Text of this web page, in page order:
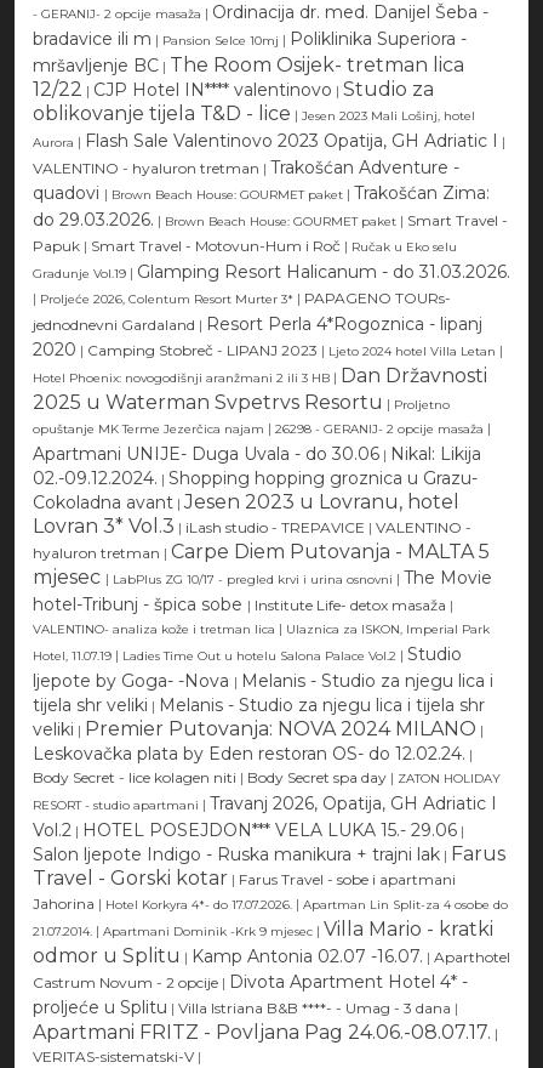
- GERANIJ- 2 opcije masaža | Ordinacija dr. med. Danijel Šeba -
bradavice ili m | Pansion Selce 10mj | Poliklinika Superiora -
mršavljenje BC | The Room Osijek- tretman lica
12/22 | CJP Hotel IN**** valentinovo | Studio za
oblikovanje tijela T&D - lice | Jesen 2023 Mali Lošinj, hotel
Aurora | Flash Sale Valentinovo 2023 Opatija, GH Adriatic I |
VALENTINO - hyaluron tretman | Trakošćan Adventure -
quadovi | Brown Beach House: GOURMET paket | Trakošćan Zima:
do 29.03.2026. | Brown Beach House: GOURMET paket | Smart Travel -
Papuk | Smart Travel - Motovun-Hum i Roč | Ručak u Eko selu
Gradunje Vol.19 | Glamping Resort Halicanum - do 31.03.2026.
| Proljeće 2026, Colentum Resort Murter 3* | PAPAGENO TOURs-
jednodnevni Gardaland | Resort Perla 4*Rogoznica - lipanj
2020 | Camping Stobreč - LIPANJ 2023 | Ljeto 2024 hotel Villa Letan |
Hotel Phoenix: novogodišnji aranžmani 2 ili 3 HB | Dan Državnosti
2025 u Waterman Svpetrvs Resortu | Proljetno
opuštanje MK Terme Jezerčica najam | 26298 - GERANIJ- 2 opcije masaža |
Apartmani UNIJE- Duga Uvala - do 30.06 | Nikal: Likija
02.-09.12.2024. | Shopping hopping groznica u Grazu-
Cokoladna avant | Jesen 2023 u Lovranu, hotel
Lovran 3* Vol.3 | iLash studio - TREPAVICE | VALENTINO -
hyaluron tretman | Carpe Diem Putovanja - MALTA 5
mjesec | LabPlus ZG 10/17 - pregled krvi i urina osnovni | The Movie
hotel-Tribunj - špica sobe | Institute Life- detox masaža |
VALENTINO- analiza kože i tretman lica | Ulaznica za ISKON, Imperial Park
Hotel, 11.07.19 | Ladies Time Out u hotelu Salona Palace Vol.2 | Studio
ljepote by Goga- -Nova | Melanis - Studio za njegu lica i
tijela shr veliki | Melanis - Studio za njegu lica i tijela shr
veliki | Premier Putovanja: NOVA 2024 MILANO |
Leskovačka plata by Eden restoran OS- do 12.02.24. |
Body Secret - lice kolagen niti | Body Secret spa day | ZATON HOLIDAY
RESORT - studio apartmani | Travanj 2026, Opatija, GH Adriatic I
Vol.2 | HOTEL POSEJDON*** VELA LUKA 15.- 29.06 |
Salon ljepote Indigo - Ruska manikura + trajni lak | Farus
Travel - Gorski kotar | Farus Travel - sobe i apartmani
Jahorina | Hotel Korkyra 4*- do 17.07.2026. | Apartman Lin Split-za 4 osobe do
21.07.2014. | Apartmani Dominik -Krk 9 mjesec | Villa Mario - kratki
odmor u Splitu | Kamp Antonia 02.07 -16.07. | Aparthotel
Castrum Novum - 2 opcije | Divota Apartment Hotel 4* -
proljeće u Splitu | Villa Istriana B&B ****- - Umag - 3 dana |
Apartmani FRITZ - Povljana Pag 24.06.-08.07.17. |
VERITAS-sistematski-V |